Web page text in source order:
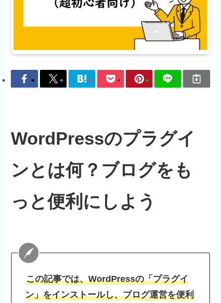
WordPressのプラグイ
ンとは何？ブログをも
っと便利にしよう
この記事では、WordPressの「プラグイ
ン」をインストールし、ブログ運営を便利